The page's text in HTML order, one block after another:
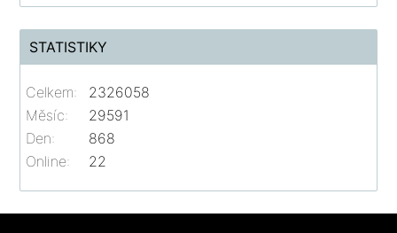
STATISTIKY
Online: 22
Celkem:
2326058
Měsíc:
29591
Den:
868